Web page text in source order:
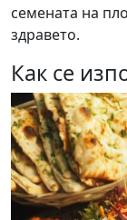
семената на
здравето.
Как се